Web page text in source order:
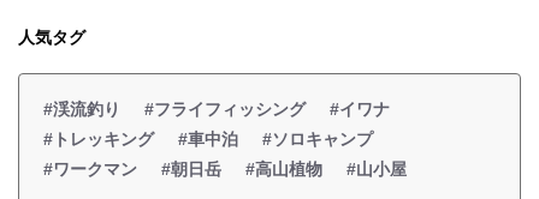
人気タグ
#渓流釣り #フライフィッシング
#イワナ
#トレッキング
#車中泊
#ソロキャンプ
#ワークマン
#朝日岳 #高山植物 #山小屋